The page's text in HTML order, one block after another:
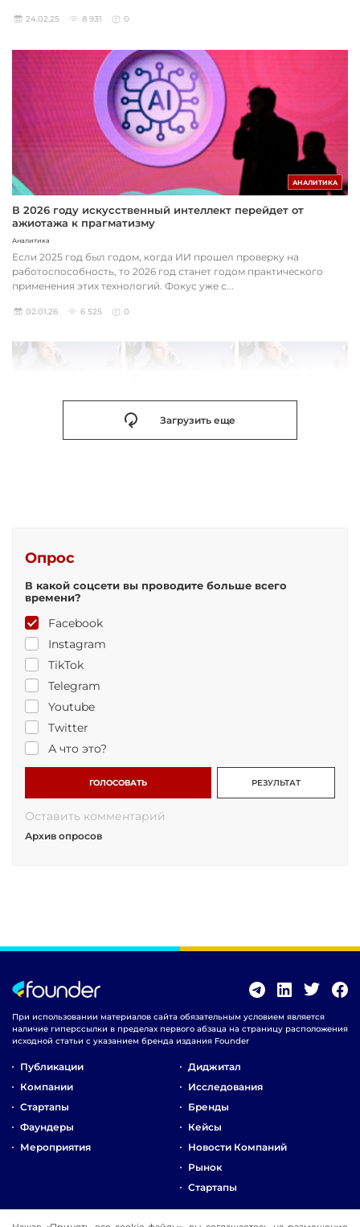
24.02.25 8 931 0
АНАЛИТИКА
В 2026 году искусственный интеллект перейдет от
ажиотажа к прагматизму
Аналитика
Если 2025 год был годом, когда ИИ прошел проверку на
работоспособность, то 2026 год станет годом практического
применения этих технологий. Фокус уже с...
02.01.26 6 525 0
Загрузить еще
Опрос
В какой соцсети вы проводите больше всего
времени?
Facebook
Instagram
TikTok
Telegram
Youtube
Twitter
А что это?
ГОЛОСОВАТЬ РЕЗУЛЬТАТ
Оставить комментарий
Архив опросов
При использовании материалов сайта обязательным условием является
наличие гиперссылки в пределах первого абзаца на страницу расположения
исходной статьи с указанием бренда издания Founder
Публикации
Компании
Стартапы
Фаундеры
Мероприятия
Диджитал
Исследования
Бренды
Кейсы
Новости Компаний
Рынок
Стартапы